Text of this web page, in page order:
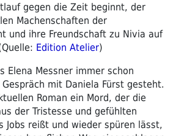
gegen die Zeit beginnt, der
Machenschaften der
und ihre Freundschaft zu Nivia auf
Edition Atelier)
Elena Messner immer schon
mit Daniela Fürst gesteht.
Roman ein Mord, der die
der Tristesse und gefühlten
Jobs reißt und wieder spüren lässt,